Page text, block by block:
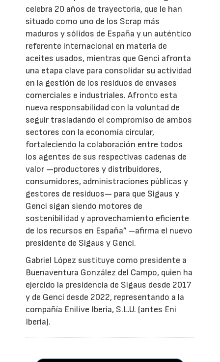
celebra 20 años de trayectoria, que le han
situado como uno de los Scrap más
maduros y sólidos de España y un auténtico
referente internacional en materia de
aceites usados, mientras que Genci afronta
una etapa clave para consolidar su actividad
en la gestión de los residuos de envases
comerciales e industriales. Afronto esta
nueva responsabilidad con la voluntad de
seguir trasladando el compromiso de ambos
sectores con la economía circular,
fortaleciendo la colaboración entre todos
los agentes de sus respectivas cadenas de
valor —productores y distribuidores,
consumidores, administraciones públicas y
gestores de residuos— para que Sigaus y
Genci sigan siendo motores de
sostenibilidad y aprovechamiento eficiente
de los recursos en España” –afirma el nuevo
presidente de Sigaus y Genci.
Gabriel López sustituye como presidente a
Buenaventura González del Campo, quien ha
ejercido la presidencia de Sigaus desde 2017
y de Genci desde 2022, representando a la
compañía Enilive Iberia, S.L.U. (antes Eni
Iberia).